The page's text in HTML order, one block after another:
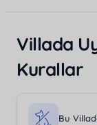
Villada
Kurallar
Bu